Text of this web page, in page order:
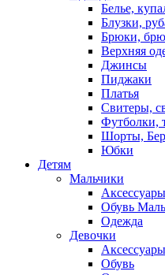
Белье,
Блузки,
Брюки,
Верхняя
Джинсы
Пиджаки
Платья
Свитеры,
Футболки,
Шорты,
Юбки
Детям
Мальчики
Аксессуары
Обувь
Одежда
Девочки
Аксессуары
Обувь